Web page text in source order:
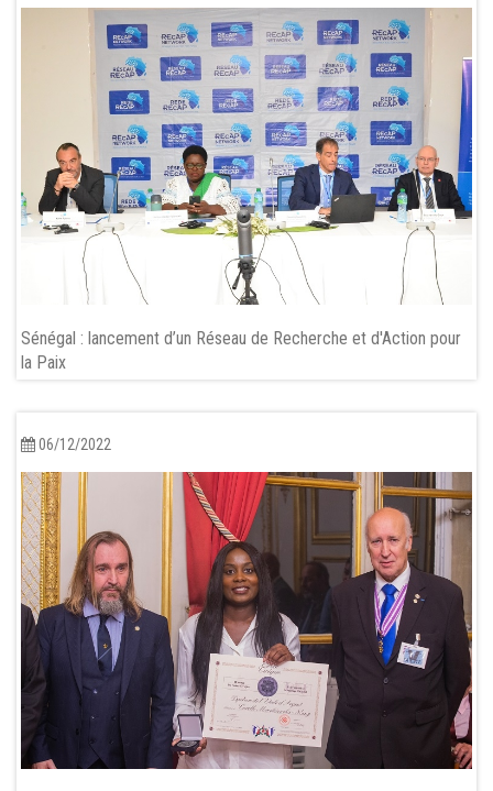
Sénégal : lancement d’un Réseau de Recherche et d'Action pour
la Paix
06/12/2022